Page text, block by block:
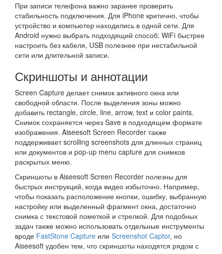
При записи телефона важно заранее проверить
стабильность подключения. Для iPhone критично, чтобы
устройство и компьютер находились в одной сети. Для
Android нужно выбрать подходящий способ: WiFi быстрее
настроить без кабеля, USB полезнее при нестабильной
сети или длительной записи.
Скриншоты и аннотации
Screen Capture делает снимок активного окна или
свободной области. После выделения зоны можно
добавить rectangle, circle, line, arrow, text и color paints.
Снимок сохраняется через Save в подходящем формате
изображения. Aiseesoft Screen Recorder также
поддерживает scrolling screenshots для длинных страниц
или документов и pop-up menu capture для снимков
раскрытых меню.
Скриншоты в Aiseesoft Screen Recorder полезны для
быстрых инструкций, когда видео избыточно. Например,
чтобы показать расположение кнопки, ошибку, выбранную
настройку или выделенный фрагмент окна, достаточно
снимка с текстовой пометкой и стрелкой. Для подобных
задач также можно использовать отдельные инструменты
вроде FastStone Capture или Screenshot Captor, но
Aiseesoft удобен тем, что скриншоты находятся рядом с